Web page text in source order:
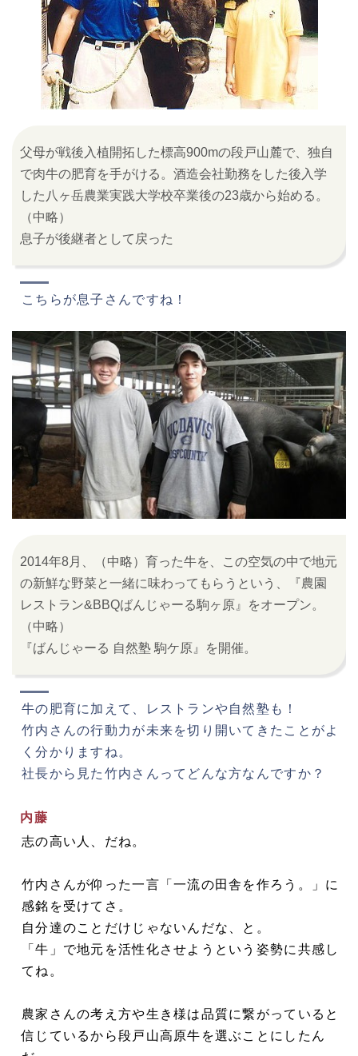
父母が戦後入植開拓した標高900mの段戸山麓で、独自
で肉牛の肥育を手がける。酒造会社勤務をした後入学
した八ヶ岳農業実践大学校卒業後の23歳から始める。
（中略）
息子が後継者として戻った
こちらが息子さんですね！
2014年8月、（中略）育った牛を、この空気の中で地元
の新鮮な野菜と一緒に味わってもらうという、『農園
レストラン&BBQばんじゃーる駒ヶ原』をオープン。
（中略）
『ばんじゃーる 自然塾 駒ケ原』を開催。
牛の肥育に加えて、レストランや自然塾も！
竹内さんの行動力が未来を切り開いてきたことがよ
く分かりますね。
社長から見た竹内さんってどんな方なんですか？
内藤
志の高い人、だね。
竹内さんが仰った一言「一流の田舎を作ろう。」に
感銘を受けてさ。
自分達のことだけじゃないんだな、と。
「牛」で地元を活性化させようという姿勢に共感し
てね。
農家さんの考え方や生き様は品質に繋がっていると
信じているから段戸山高原牛を選ぶことにしたん